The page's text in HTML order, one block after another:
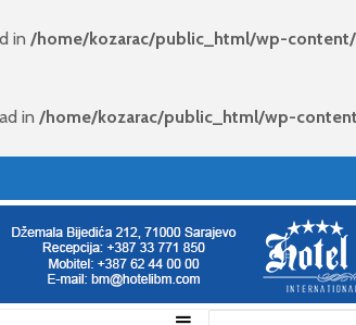
in /home/kozarac/public_html/wp-
in /home/kozarac/public_html/wp-